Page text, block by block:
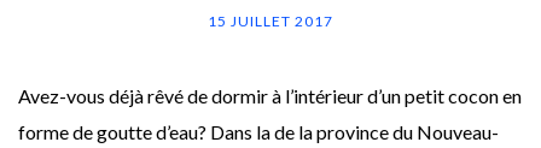
15 JUILLET 2017
Avez-vous déjà rêvé de dormir à l’intérieur d’un petit cocon en
forme de goutte d’eau? Dans la de la province du Nouveau-